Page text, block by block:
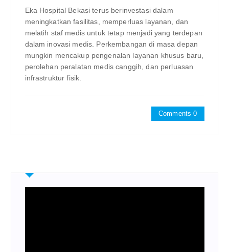
Eka Hospital Bekasi terus berinvestasi dalam
meningkatkan fasilitas, memperluas layanan, dan
melatih staf medis untuk tetap menjadi yang terdepan
dalam inovasi medis. Perkembangan di masa depan
mungkin mencakup pengenalan layanan khusus baru,
perolehan peralatan medis canggih, dan perluasan
infrastruktur fisik.
Comments 0